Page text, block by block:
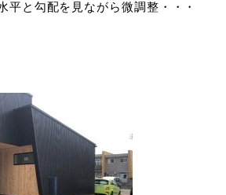
平と勾配を見ながら微調整・・・